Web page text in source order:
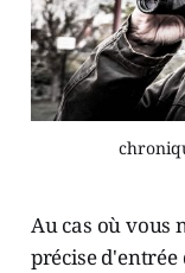
Au cas où vous
précise